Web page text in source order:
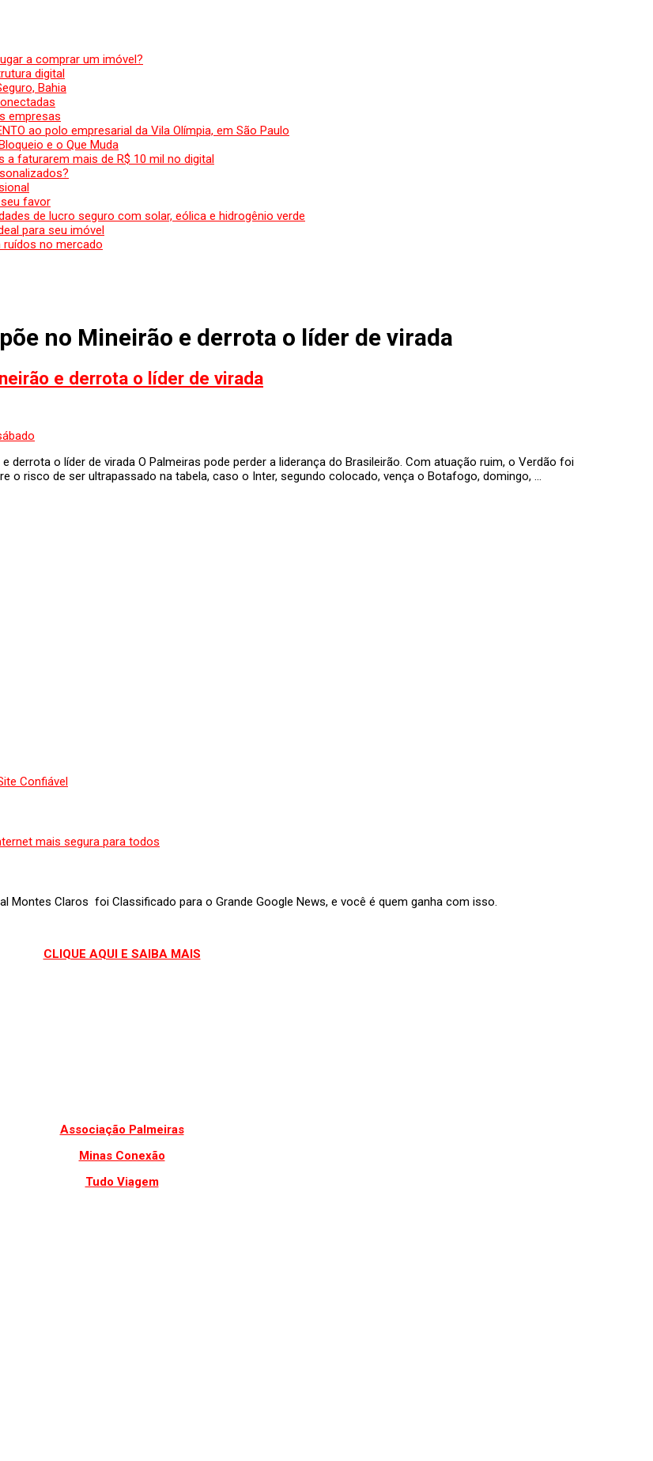
a comprar um imóvel?
digital
Bahia
empresas
ao polo empresarial da Vila Olímpia, em São Paulo
e o Que Muda
faturarem mais de R$ 10 mil no digital
favor
de lucro seguro com solar, eólica e hidrogênio verde
para seu imóvel
no mercado
no Mineirão e derrota o líder de virada
e derrota o líder de virada
derrota o líder de virada O Palmeiras pode perder a liderança do Brasileirão. Com atuação ruim, o Verdão foi
o risco de ser ultrapassado na tabela, caso o Inter, segundo colocado, vença o Botafogo, domingo, …
Claros foi Classificado para o Grande Google News, e você é quem ganha com isso.
CLIQUE AQUI E SAIBA MAIS
Associação Palmeiras
Minas Conexão
Tudo Viagem